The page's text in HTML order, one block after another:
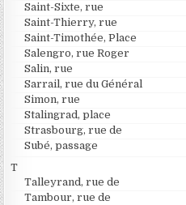
Saint-Sixte, rue
Saint-Thierry, rue
Saint-Timothée, Place
Salengro, rue Roger
Salin, rue
Sarrail, rue du Général
Simon, rue
Stalingrad, place
Strasbourg, rue de
Subé, passage
T
Talleyrand, rue de
Tambour, rue de